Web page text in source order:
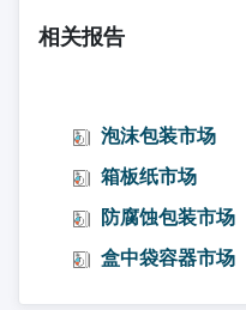
相关报告
泡沫包装市场
箱板纸市场
防腐蚀包装市场
盒中袋容器市场